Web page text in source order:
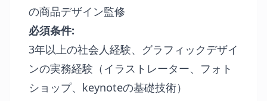
の商品デザイン監修
必須条件:
3年以上の社会人経験、グラフィックデザイ
ンの実務経験（イラストレーター、フォト
ショップ、keynoteの基礎技術）